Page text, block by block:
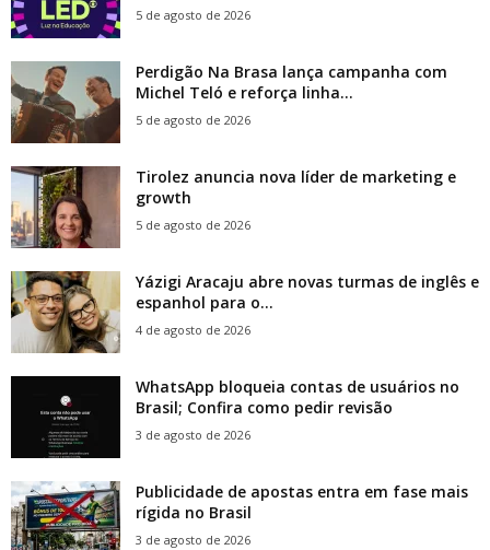
5 de agosto de 2026
Perdigão Na Brasa lança campanha com
Michel Teló e reforça linha...
5 de agosto de 2026
Tirolez anuncia nova líder de marketing e
growth
5 de agosto de 2026
Yázigi Aracaju abre novas turmas de inglês e
espanhol para o...
4 de agosto de 2026
WhatsApp bloqueia contas de usuários no
Brasil; Confira como pedir revisão
3 de agosto de 2026
Publicidade de apostas entra em fase mais
rígida no Brasil
3 de agosto de 2026